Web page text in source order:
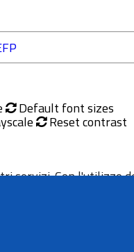
Default font sizes
Reset contrast
servizi. Con l'utilizzo